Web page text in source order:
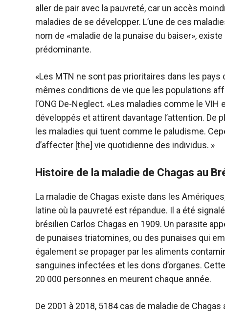
aller de pair avec la pauvreté, car un accès
maladies de se développer. L’une de ces
nom de «maladie de la punaise du baiser»,
prédominante.
«Les MTN ne sont pas prioritaires dans les
mêmes conditions de vie que les populations
l’ONG De-Neglect. «Les maladies comme le
développés et attirent davantage l’attention. De
les maladies qui tuent comme le paludisme.
d’affecter [the] vie quotidienne des individus. »
Histoire de la maladie de Chagas au
La maladie de Chagas existe dans les
latine où la pauvreté est répandue. Il a été
brésilien Carlos Chagas en 1909. Un parasite
de punaises triatomines, ou des punaises qui
également se propager par les aliments
sanguines infectées et les dons d’organes.
20 000 personnes en meurent chaque année.
De 2001 à 2018, 5184 cas de maladie de